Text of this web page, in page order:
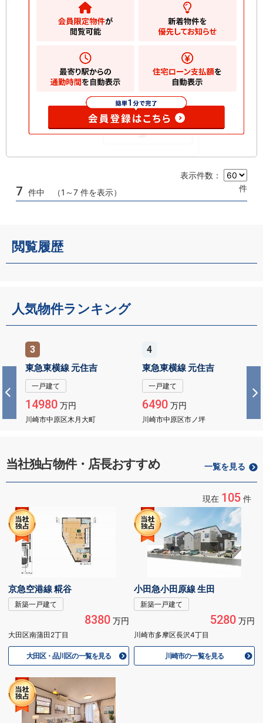
建物
開口部
向
構造規
模
RC 地上5階建て
お気に入りに追
加
7 件中 （1～7 件を表示）
表示件数：
件
閲覧履歴
人気物件ランキング
東急東横線 元住吉
一戸建て
6490万円
川崎市中原区市ノ坪
ＪＲ横須賀線 武蔵小杉
一戸建て
6490万円
川崎市中原区市ノ坪
当社独占物件・店長おすすめ 一覧を見る
現在 105 件
京急空港線 糀谷
新築一戸建て
8380万円
大田区南蒲田2丁目
大田区・品川区の一覧を見る
小田急小田原線 生田
新築一戸建て
5280万円
川崎市多摩区長沢4丁目
川崎市の一覧を見る